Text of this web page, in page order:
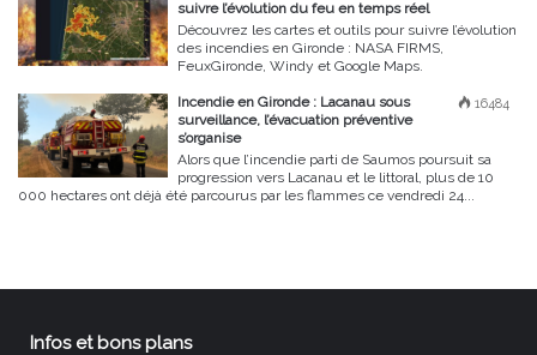
suivre l’évolution du feu en temps réel
Découvrez les cartes et outils pour suivre l’évolution
des incendies en Gironde : NASA FIRMS,
FeuxGironde, Windy et Google Maps.
16484
Incendie en Gironde : Lacanau sous
surveillance, l’évacuation préventive
s’organise
Alors que l’incendie parti de Saumos poursuit sa
progression vers Lacanau et le littoral, plus de 10
000 hectares ont déjà été parcourus par les flammes ce vendredi 24...
Infos et bons plans